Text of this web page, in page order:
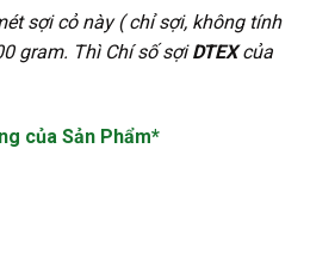
sợi cỏ này ( chỉ sợi, không tính
gram. Thì Chí số sợiDTEXcủa
của Sản Phẩm*